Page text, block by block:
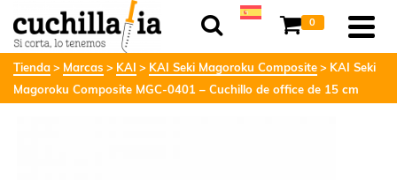
0
Tienda Marcas KAI KAI Seki Magoroku Composite
KAI Seki
Magoroku Composite MGC-0401 – Cuchillo de office de 15 cm